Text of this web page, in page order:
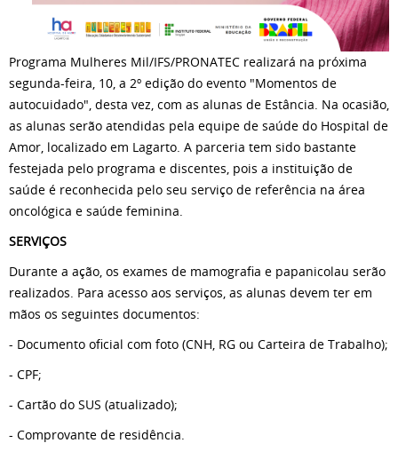
Programa Mulheres Mil/IFS/PRONATEC realizará na próxima
segunda-feira, 10, a 2º edição do evento "Momentos de
autocuidado", desta vez, com as alunas de Estância. Na ocasião,
as alunas serão atendidas pela equipe de saúde do Hospital de
Amor, localizado em Lagarto. A parceria tem sido bastante
festejada pelo programa e discentes, pois a instituição de
saúde é reconhecida pelo seu serviço de referência na área
oncológica e saúde feminina.
SERVIÇOS
Durante a ação, os exames de mamografia e papanicolau serão
realizados. Para acesso aos serviços, as alunas devem ter em
mãos os seguintes documentos:
- Documento oficial com foto (CNH, RG ou Carteira de Trabalho);
- CPF;
- Cartão do SUS (atualizado);
- Comprovante de residência.